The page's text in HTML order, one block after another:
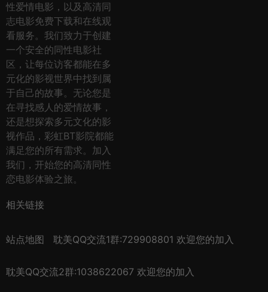
性爱情电影，以及高清同
志电影免费下载和在线观
看服务。我们致力于创建
一个安全的同性电影社
区，让每位访客都能在多
元化的影视世界中找到属
于自己的故事。无论您是
在寻找感人的爱情故事，
还是想探索多元文化的影
视作品，彩虹BT影院都能
满足您的所有需求。加入
我们，开始您的高清同性
恋电影体验之旅。
相关链接
站点地图 耽美QQ交流1群:729908801 欢迎您的加入
耽美QQ交流2群:1038622067 欢迎您的加入